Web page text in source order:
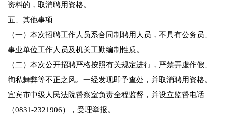
资料的，取消聘用资格。
五、其他事项
（一）本次招聘工作人员系合同制聘用人员，不具有公务员、
事业单位工作人员及机关工勤编制性质。
（二）本次公开招聘严格按照有关规定进行，严禁弄虚作假、
徇私舞弊等不正之风。一经发现即予查处，并取消聘用资格。
宜宾市中级人民法院督察室负责全程监督，并设立监督电话
（0831-2321906），受理举报。